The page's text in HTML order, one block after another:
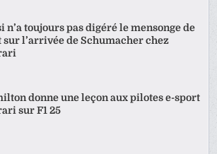
n’a toujours pas digéré le mensonge de
sur l’arrivée de Schumacher chez
donne une leçon aux pilotes e-sport
sur F1 25